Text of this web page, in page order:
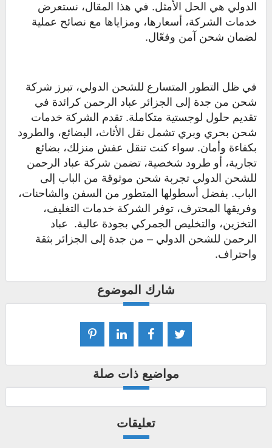
الدولي هي الحل الأمثل. في هذا المقال، نستعرض
خدمات الشركة، أسعارها، ومزاياها مع نصائح عملية
لضمان شحن آمن وفعّال.
في ظل التطور المتسارع للشحن الدولي، تبرز شركة
شحن من جدة إلى الجزائر عباد الرحمن كرائدة في
تقديم حلول لوجستية متكاملة. تقدم الشركة خدمات
شحن بحري وبري تشمل نقل الأثاث، البضائع، والطرود
بكفاءة وأمان. سواء كنت تنقل عفش منزلك، بضائع
تجارية، أو طرود شخصية، تضمن شركة عباد الرحمن
للشحن الدولي تجربة شحن موثوقة من الباب إلى
الباب. بفضل أسطولها المتطور من السفن والشاحنات،
وفريقها المحترف، توفر الشركة خدمات التغليف،
التخزين، والتخليص الجمركي بجودة عالية. عباد
الرحمن للشحن الدولي – من جدة إلى الجزائر بثقة
واحتراف.
شارك الموضوع
مواضيع ذات صلة
تعليقات